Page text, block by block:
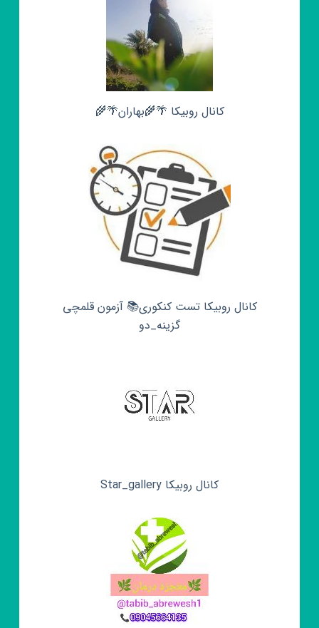
کانال روبیکا 🌴🌾بهاران🌴🌾
کانال روبیکا تست کنکوری📚 آزمون قلمچی‌‌
گزینه_دو
کانال روبیکا Star_gallery